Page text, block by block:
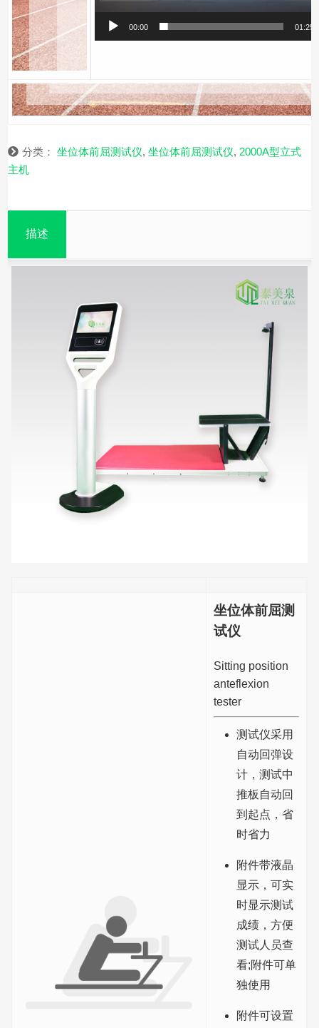
00:00 01:25
分类：坐位体前屈测试仪,坐位体前屈测试仪, 2000A型立式
主机
描述
坐位体前屈测
试仪
Sitting position
anteflexion
tester
测试仪采用
自动回弹设
计，测试中
推板自动回
到起点，省
时省力
附件带液晶
显示，可实
时显示测试
成绩，方便
测试人员查
看;附件可单
独使用
附件可设置